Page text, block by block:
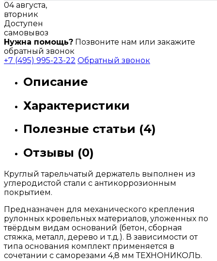
04 августа,
вторник
Доступен
самовывоз
Нужна помощь? Позвоните нам или закажите
обратный звонок
+7 (495) 995-23-22 Обратный звонок
Описание
Характеристики
Полезные статьи (4)
Отзывы (0)
Круглый тарельчатый держатель выполнен из
углеродистой стали с антикоррозионным
покрытием.
Предназначен для механического крепления
рулонных кровельных материалов, уложенных по
твёрдым видам оснований (бетон, сборная
стяжка, металл, дерево и т.д.). В зависимости от
типа основания комплект применяется в
сочетании с саморезами 4,8 мм ТЕХНОНИКОЛЬ.